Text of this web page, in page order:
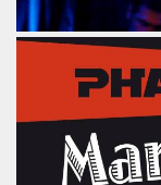
"KISS" de
(Paris) :
album de
(MIAM